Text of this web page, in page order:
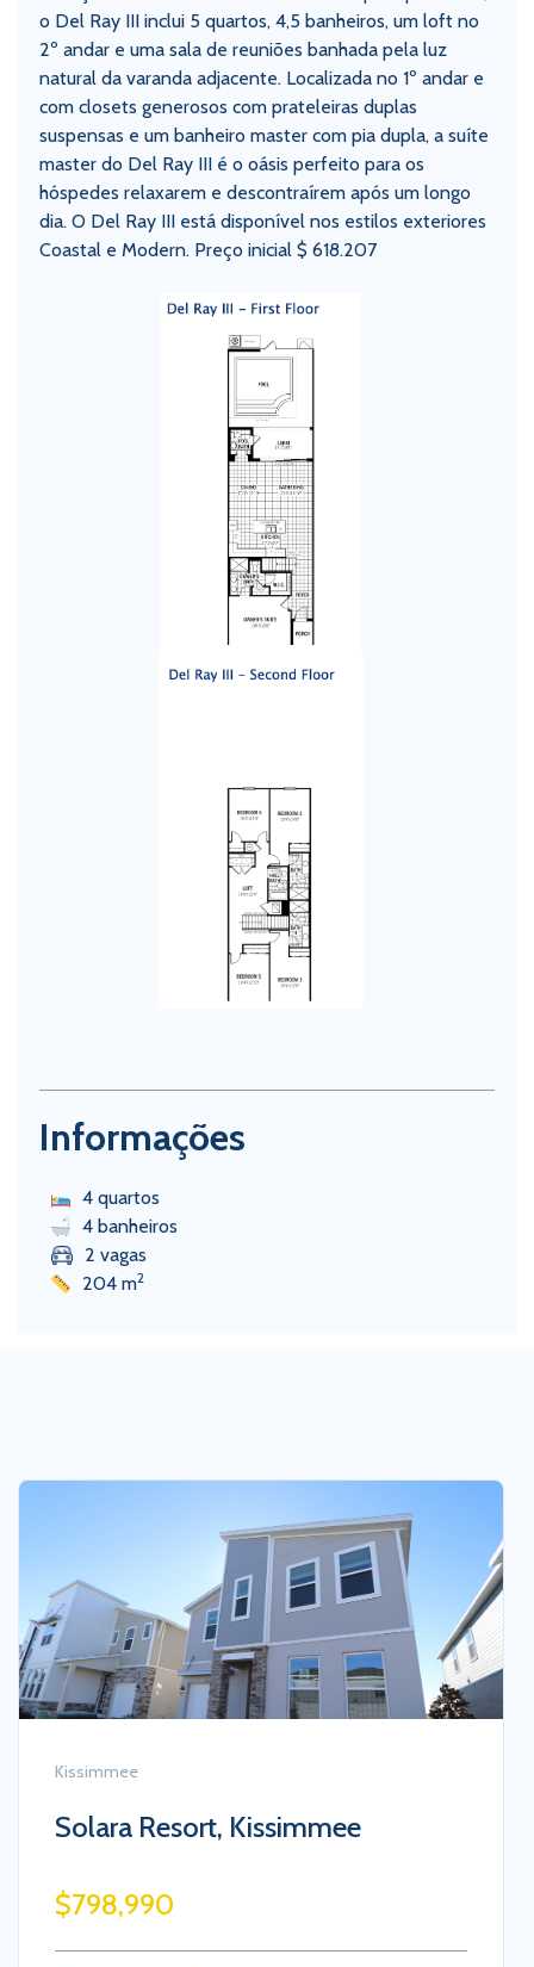
o Del Ray III inclui 5 quartos, 4,5 banheiros, um loft no
2º andar e uma sala de reuniões banhada pela luz
natural da varanda adjacente. Localizada no 1º andar e
com closets generosos com prateleiras duplas
suspensas e um banheiro master com pia dupla, a suíte
master do Del Ray III é o oásis perfeito para os
hóspedes relaxarem e descontraírem após um longo
dia. O Del Ray III está disponível nos estilos exteriores
Coastal e Modern. Preço inicial $ 618.207
Informações
4 quartos
4 banheiros
2 vagas
204 m2
Buena Lago, Saint Cloud
4 2 2